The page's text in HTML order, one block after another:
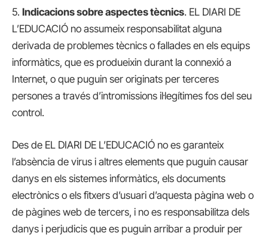
5. Indicacions sobre aspectes tècnics. EL DIARI DE
L’EDUCACIÓ no assumeix responsabilitat alguna
derivada de problemes tècnics o fallades en els equips
informàtics, que es produeixin durant la connexió a
Internet, o que puguin ser originats per terceres
persones a través d’intromissions il·legítimes fos del seu
control.
Des de EL DIARI DE L’EDUCACIÓ no es garanteix
l’absència de virus i altres elements que puguin causar
danys en els sistemes informàtics, els documents
electrònics o els fitxers d’usuari d’aquesta pàgina web o
de pàgines web de tercers, i no es responsabilitza dels
danys i perjudicis que es puguin arribar a produir per